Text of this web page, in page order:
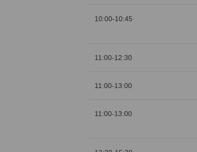
10:00-10:45
11:00-12:30
11:00-13:00
11:00-13:00